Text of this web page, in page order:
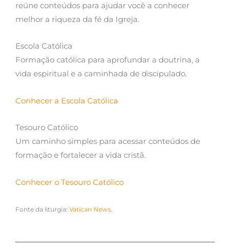
reúne conteúdos para ajudar você a conhecer
melhor a riqueza da fé da Igreja.
Escola Católica
Formação católica para aprofundar a doutrina, a
vida espiritual e a caminhada de discipulado.
Conhecer a Escola Católica
Tesouro Católico
Um caminho simples para acessar conteúdos de
formação e fortalecer a vida cristã.
Conhecer o Tesouro Católico
Fonte da liturgia: Vatican News.